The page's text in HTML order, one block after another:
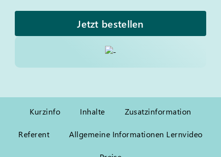
Jetzt bestellen
Kurzinfo Inhalte Zusatzinformation
Referent Allgemeine Informationen Lernvideo